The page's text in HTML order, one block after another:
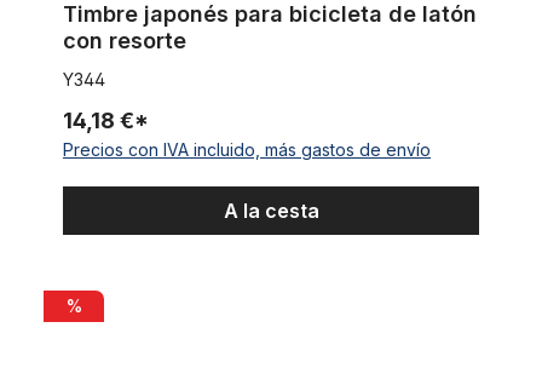
Timbre japonés para bicicleta de latón
con resorte
Y344
14,18 €*
Precios con IVA incluido, más gastos de envío
A la cesta
Timbre Ding Dong girasol
%